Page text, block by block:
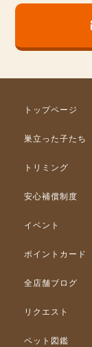
トップページ
巣立った子たち
トリミング
安心補償制度
イベント
ポイントカード
全店舗ブログ
リクエスト
ペット図鑑